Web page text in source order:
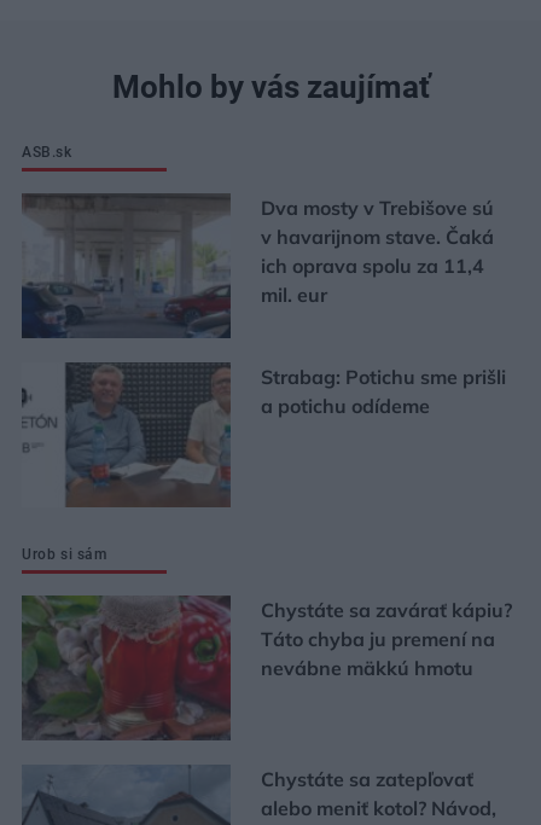
Mohlo by vás zaujímať
ASB.sk
Dva mosty v Trebišove sú
v havarijnom stave. Čaká
ich oprava spolu za 11,4
mil. eur
Strabag: Potichu sme prišli
a potichu odídeme
Urob si sám
Chystáte sa zavárať kápiu?
Táto chyba ju premení na
nevábne mäkkú hmotu
Chystáte sa zatepľovať
alebo meniť kotol? Návod,